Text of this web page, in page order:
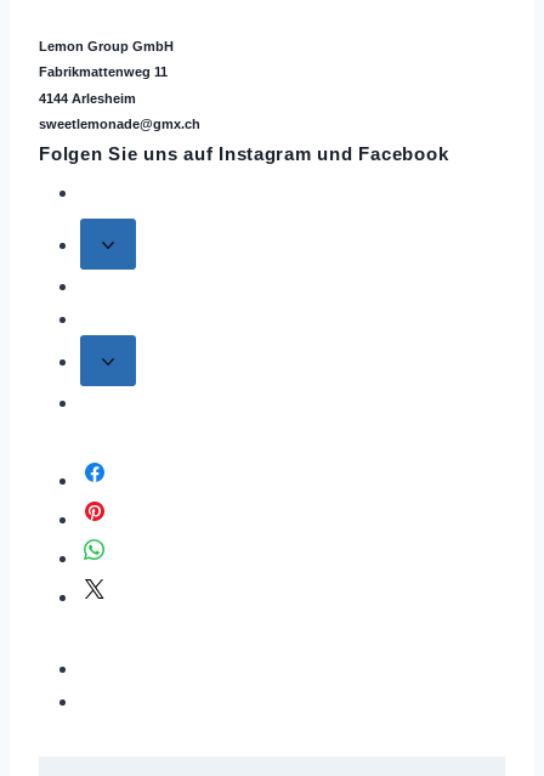
Lemon Group GmbH
Fabrikmattenweg 11
4144 Arlesheim
sweetlemonade@gmx.ch
Folgen Sie uns auf Instagram und Facebook